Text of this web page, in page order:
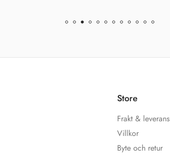
Store
Frakt & leverans
Villkor
Byte och retur